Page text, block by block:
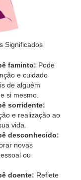
Significados
faminto: Pode
e cuidado
de alguém
si mesmo.
sorridente:
e realização ao
vida.
desconhecido:
novas
ou
doente: Reflete